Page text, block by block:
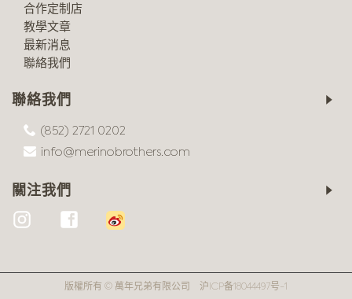
合作定制店
教學文章
最新消息
聯絡我們
聯絡我們
(852) 2721 0202
info@merinobrothers.com
關注我們
版權所有 © 萬年兄弟有限公司 沪ICP备18044497号-1